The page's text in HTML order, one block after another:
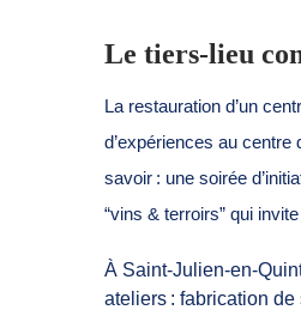
Le tiers-lieu
La restauration d’un
d’expériences au centre
savoir : une soirée
“vins & terroirs” qui
À Saint-Julien-en-
ateliers : fabrication